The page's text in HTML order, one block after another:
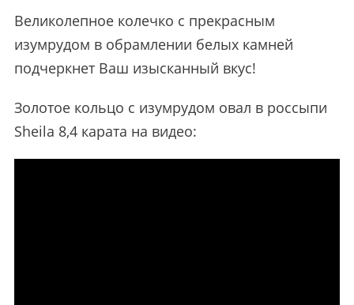
Великолепное колечко с прекрасным
изумрудом в обрамлении белых камней
подчеркнет Ваш изысканный вкус!
Золотое кольцо с изумрудом овал в россыпи
Sheila 8,4 карата на видео: